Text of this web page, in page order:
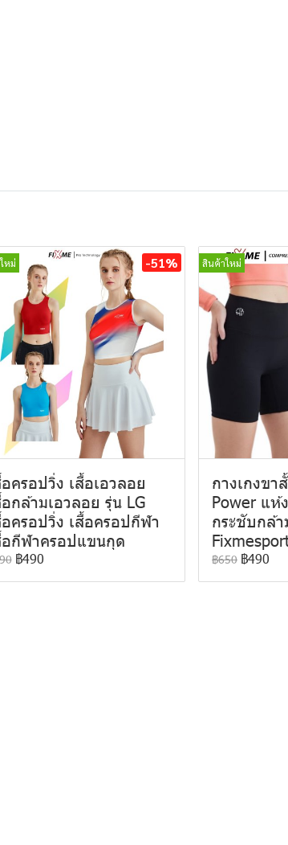
หม่ -51%
อครอปวิ่ง เสื้อเอวลอย
อกล้ามเอวลอย รุ่น LG
อครอปวิ่ง เสื้อครอปกีฬา
อกีฬาครอปแขนกุด
฿490
สินค้าใหม่
กางเกงขา
Power แห้
กระชับกล้า
฿650 ฿490